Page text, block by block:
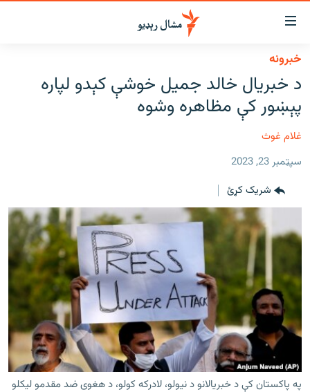
د
لاسرسي
ځای
پاڼې
موضوع
ته
شئ
عمومي
ته
لاړ
شئ
لټون
ته
ورشئ
لنډ خبرونه
پښتونخوا او قبایل
بلوچستان
پاکستان
افغانستان
ځانګړې مرکې، شننې
انځور او ویډیو
اوونیزې خپرونې
۱۴ ساعته راډیويي خپرونې
Gandhara
خبرونه
د خبریال خالد جمیل خوشې کېدو لپاره
پېښور کې مظاهره وشوه
غلام غوث
سپټمبر 23, 2023
شریک کړئ
په پاکستان کې د خبریالانو د نيولو، لادرکه کولو، د هغوی ضد مقدمو لیکلو